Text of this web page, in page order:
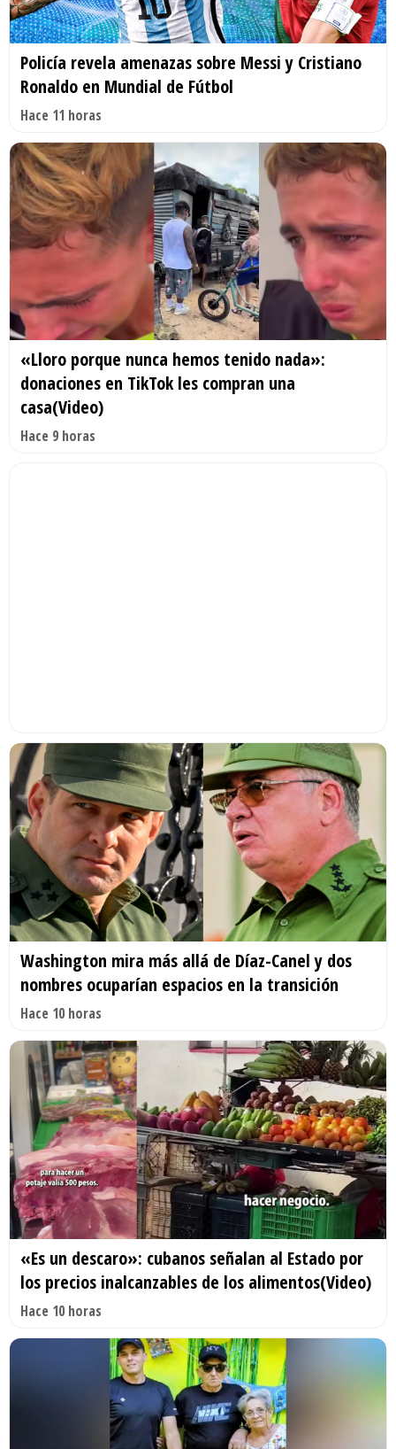
Policía revela amenazas sobre Messi y Cristiano
Ronaldo en Mundial de Fútbol
Hace 11 horas
«Lloro porque nunca hemos tenido nada»:
donaciones en TikTok les compran una
casa(Video)
Hace 9 horas
Washington mira más allá de Díaz-Canel y dos
nombres ocuparían espacios en la transición
Hace 10 horas
«Es un descaro»: cubanos señalan al Estado por
los precios inalcanzables de los alimentos(Video)
Hace 10 horas